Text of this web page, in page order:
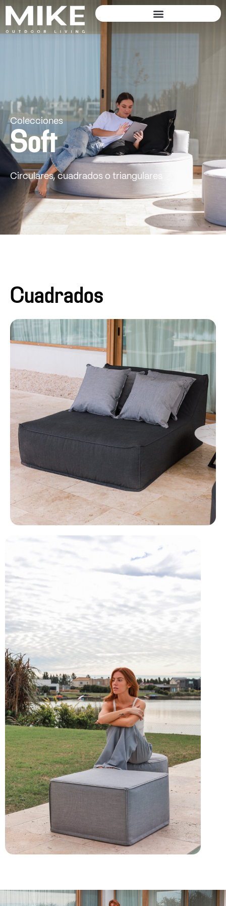
Colecciones
Soft
Circulares, cuadrados o triangulares
Cuadrados